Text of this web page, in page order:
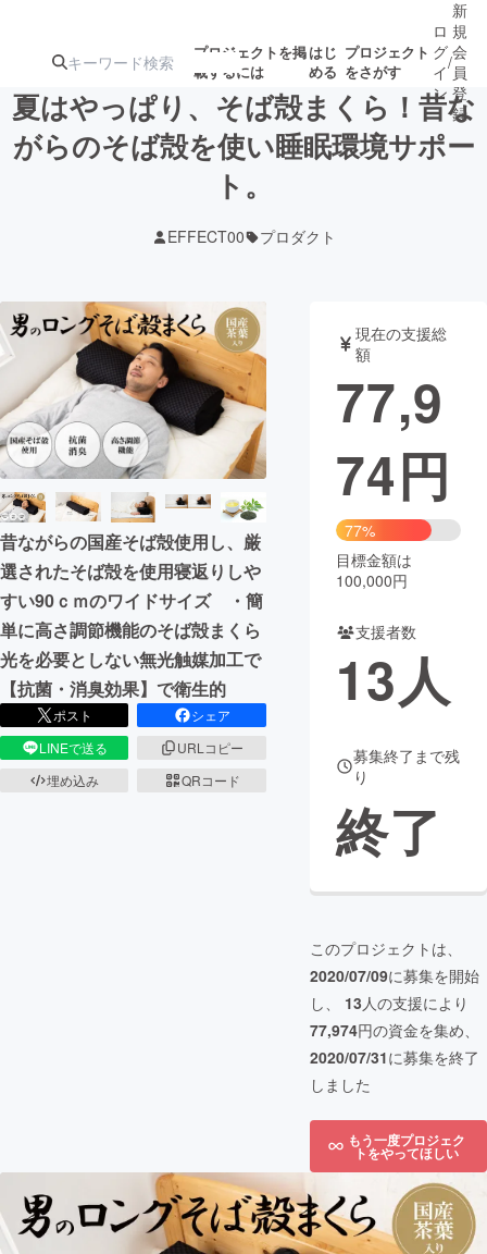
プロジェクトを掲
載するには
はじ
める
プロジェクト
をさがす
注目の新着プロ
テクノロジー・ガジェット
映像・映画 書籍・雑誌
ビジネス・起業 チャレンジ
まちづくり・地域活性化
CAMPFIRE for Social Good
CAMPFIRE Creation
CAMPFIREふるさと納税machi-ya コミュニティ
ロ
グ
イ
ン
/
新
規
会
員
登
録
夏はやっぱり、そば殻まくら！昔な
がらのそば殻を使い睡眠環境サポー
ト。
EFFECT00 プロダクト
昔ながらの国産そば殻使用し、厳
選されたそば殻を使用寝返りしや
すい90ｃｍのワイドサイズ ・簡
単に高さ調節機能のそば殻まくら
光を必要としない無光触媒加工で
【抗菌・消臭効果】で衛生的
ポスト
シェア
LINEで送る
URLコピー
埋め込み
QRコード
現在の支援総
額
77,9
74円
77%
目標金額は
100,000円
支援者数
13人
募集終了まで残
り
終了
このプロジェクトは、
2020/07/09に募集を開始
し、 13人の支援により
77,974円の資金を集め、
2020/07/31に募集を終了
しました
もう一度プロジェク
トをやってほしい